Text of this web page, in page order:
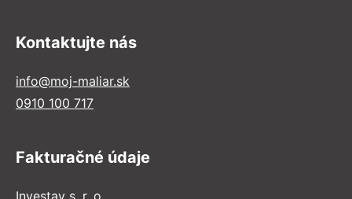
Kontaktujte nás
info@moj-maliar.sk
0910 100 717
Fakturačné údaje
Investav s. r. o.